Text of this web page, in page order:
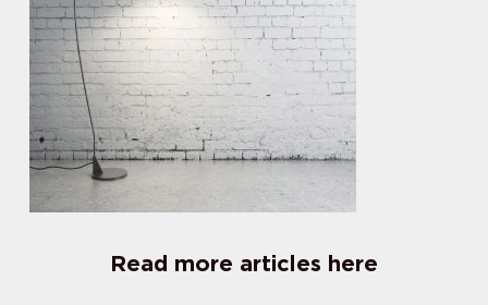
Read more articles here